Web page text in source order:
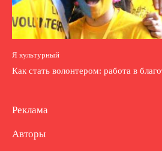
Я культурный
Как стать волонтером: работа в
Реклама
Авторы